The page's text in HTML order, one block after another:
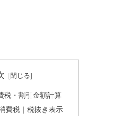
税・割引金額計算
費税｜税抜き表示